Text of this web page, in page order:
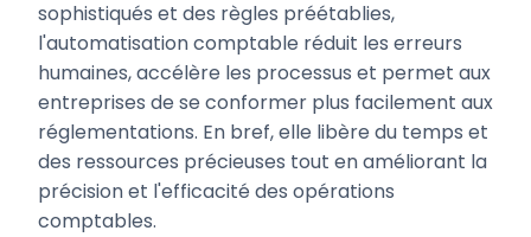
sophistiqués et des règles préétablies,
l'automatisation comptable réduit les erreurs
humaines, accélère les processus et permet aux
entreprises de se conformer plus facilement aux
réglementations. En bref, elle libère du temps et
des ressources précieuses tout en améliorant la
précision et l'efficacité des opérations
comptables.